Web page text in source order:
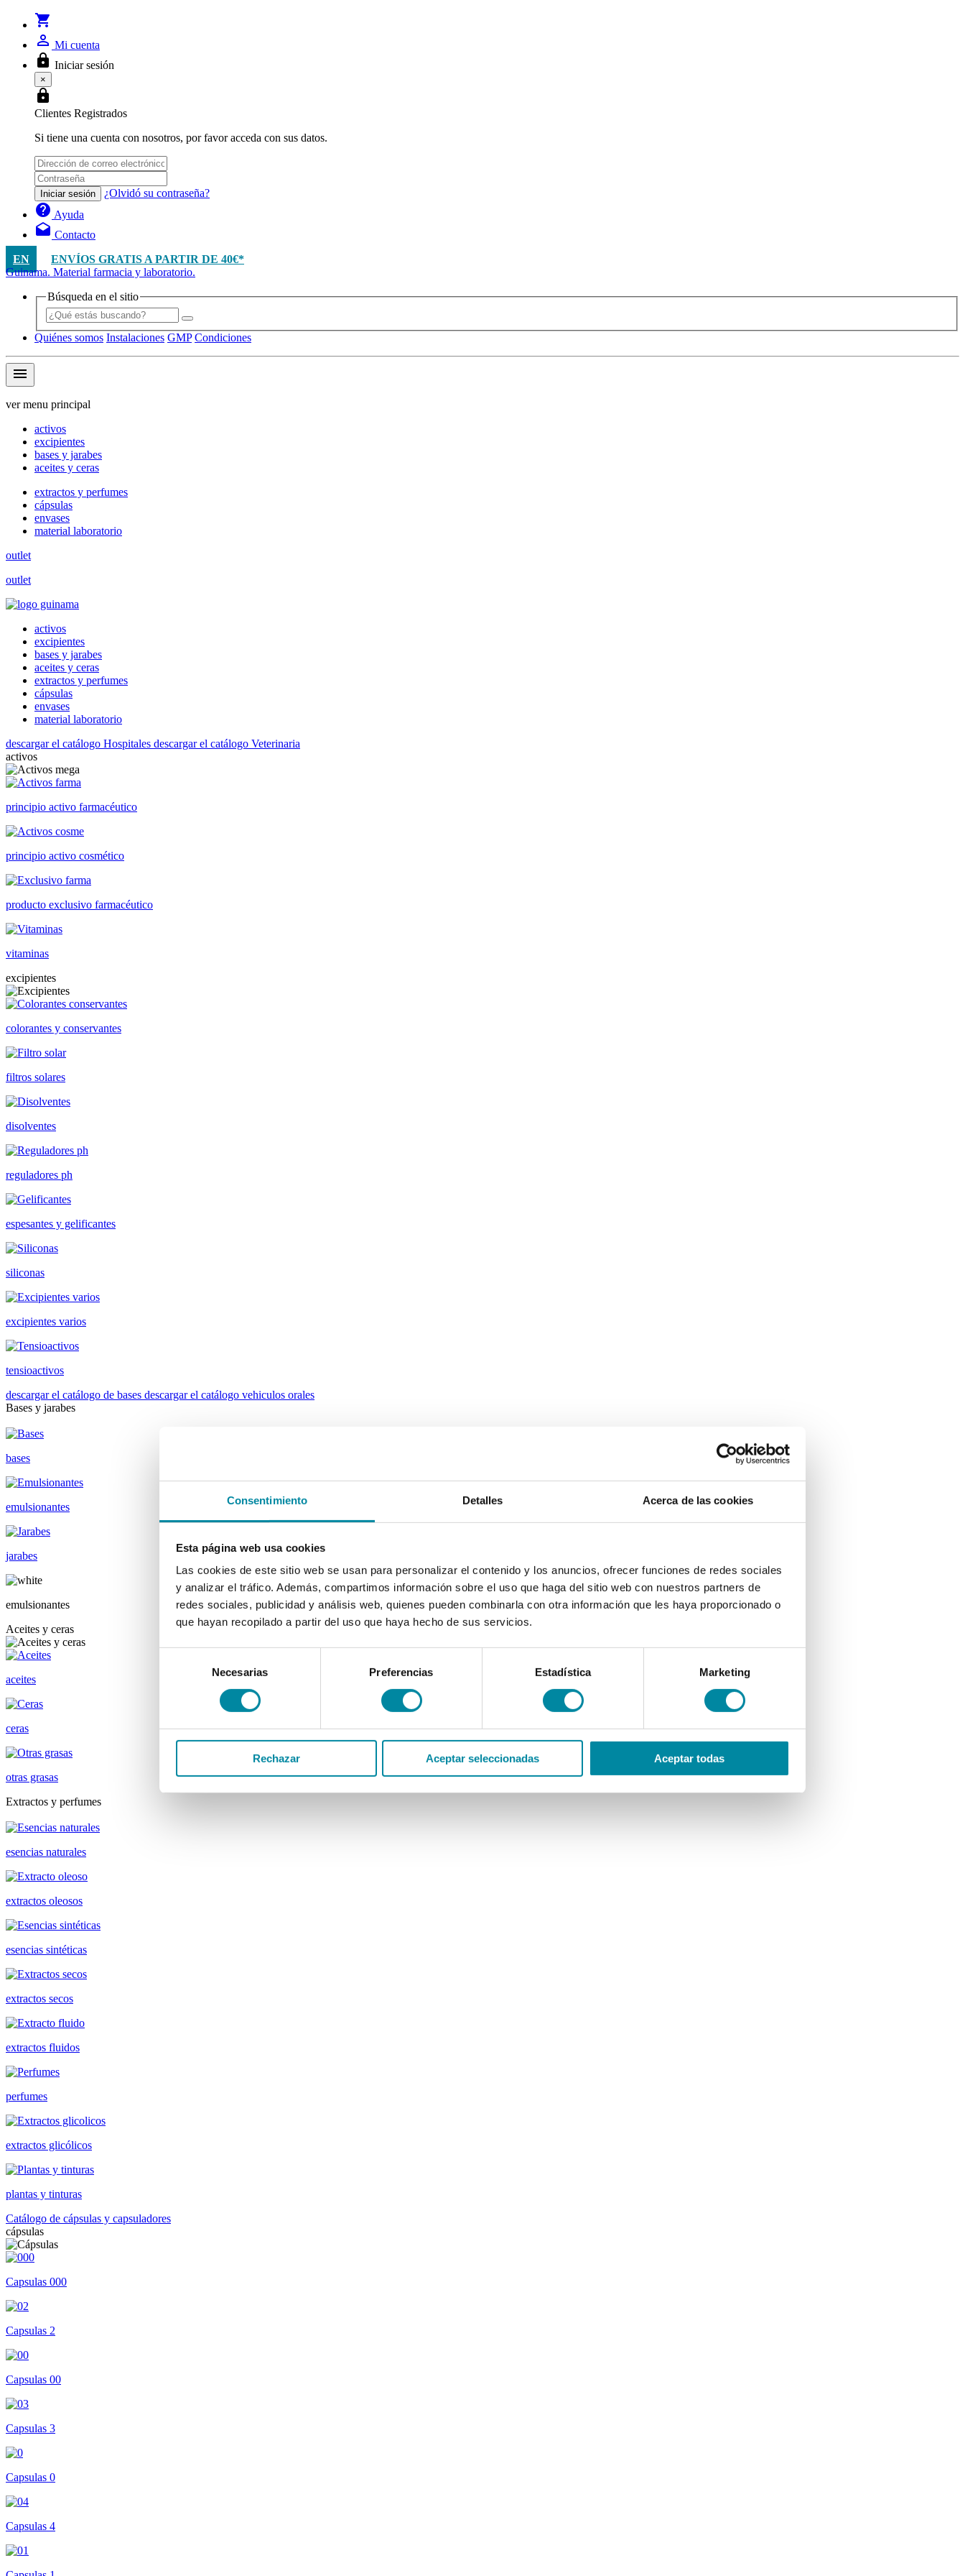
Consentimiento Detalles Acerca de las cookies
Esta página web usa cookies
Las cookies de este sitio web se usan para personalizar el contenido y los anuncios, ofrecer funciones de redes sociales
y analizar el tráfico. Además, compartimos información sobre el uso que haga del sitio web con nuestros partners de
redes sociales, publicidad y análisis web, quienes pueden combinarla con otra información que les haya proporcionado o
que hayan recopilado a partir del uso que haya hecho de sus servicios.
consentimiento
Necesarias Preferencias Estadística Marketing
Rechazar Aceptar seleccionadas Aceptar todas
shopping_cart
person_outline Mi cuenta
lock Iniciar sesión
×
lock
Clientes Registrados
Si tiene una cuenta con nosotros, por favor acceda con sus datos.
Iniciar sesión ¿Olvidó su contraseña?
help Ayuda
drafts Contacto
EN
ENVÍOS GRATIS A PARTIR DE 40€*
Guinama. Material farmacia y laboratorio.
Búsqueda en el sitio
Quiénes somos Instalaciones GMP Condiciones
menu
ver menu principal
activos
excipientes
bases y jarabes
aceites y ceras
extractos y perfumes
cápsulas
envases
material laboratorio
outlet
outlet
activos
excipientes
bases y jarabes
aceites y ceras
extractos y perfumes
cápsulas
envases
material laboratorio
descargar el catálogo Hospitales descargar el catálogo Veterinaria
activos
principio activo farmacéutico
principio activo cosmético
producto exclusivo farmacéutico
vitaminas
excipientes
colorantes y conservantes
filtros solares
disolventes
reguladores ph
espesantes y gelificantes
siliconas
excipientes varios
tensioactivos
descargar el catálogo de bases descargar el catálogo vehiculos orales
Bases y jarabes
bases
emulsionantes
jarabes
emulsionantes
Aceites y ceras
aceites
ceras
otras grasas
Extractos y perfumes
esencias naturales
extractos oleosos
esencias sintéticas
extractos secos
extractos fluidos
perfumes
extractos glicólicos
plantas y tinturas
Catálogo de cápsulas y capsuladores
cápsulas
Capsulas 000
Capsulas 2
Capsulas 00
Capsulas 3
Capsulas 0
Capsulas 4